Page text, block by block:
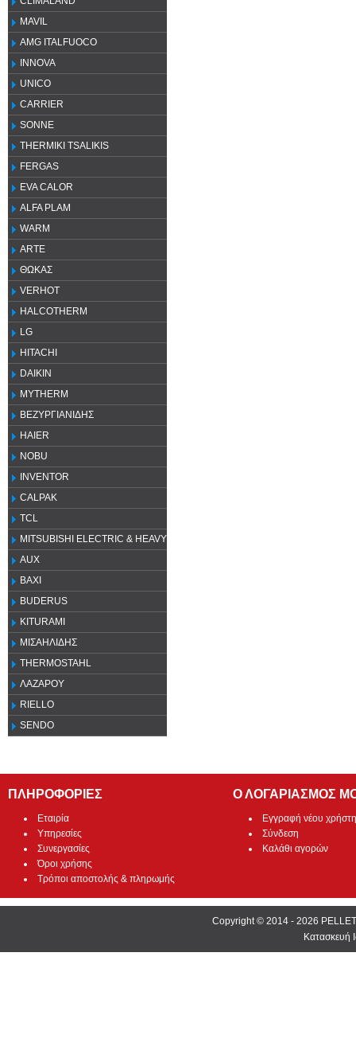
MAVIL
AMG ITALFUOCO
INNOVA
UNICO
CARRIER
SONNE
THERMIKI TSALIKIS
FERGAS
EVA CALOR
ALFA PLAM
WARM
ARTE
ΘΩΚΑΣ
VERHOT
HALCOTHERM
LG
HITACHI
DAIKIN
MYTHERM
ΒΕΖΥΡΓΙΑΝΙΔΗΣ
HAIER
NOBU
INVENTOR
CALPAK
TCL
MITSUBISHI ELECTRIC & HEAVY
AUX
ΒΑΧΙ
BUDERUS
KITURAMI
ΜΙΣΑΗΛΙΔΗΣ
THERMOSTAHL
ΛΑΖΑΡΟΥ
RIELLO
SENDO
ΠΛΗΡΟΦΟΡΙΕΣ
Εταιρία
Υπηρεσίες
Συνεργασίες
Όροι χρήσης
Τρόποι αποστολής & πληρωμής
Ο ΛΟΓΑΡΙΑΣΜΟΣ
Εγγραφή νέου χρήστη
Σύνδεση
Καλάθι αγορών
Copyright © 2014 - 2026
Κατασκευή